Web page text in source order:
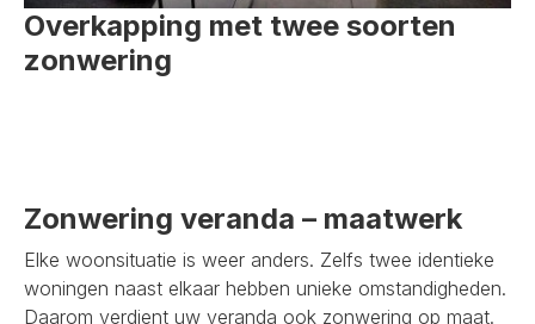
Overkapping met twee soorten
zonwering
Zonwering veranda – maatwerk
Elke woonsituatie is weer anders. Zelfs twee identieke
woningen naast elkaar hebben unieke omstandigheden.
Daarom verdient uw veranda ook zonwering op maat.